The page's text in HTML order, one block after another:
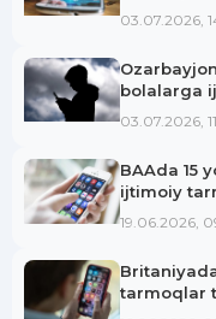
03.07.2026,
bolalarga
03.07.2026,
BAAda 15
ijtimoiy
19.06.2026,
tarmoqlar